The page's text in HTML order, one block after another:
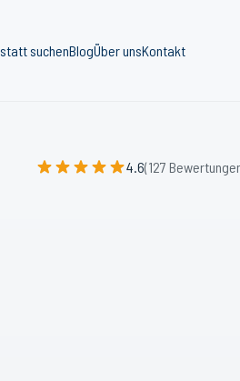
suchenBlogÜber unsKontakt
4.6(127